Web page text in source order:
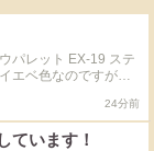
パレット EX-19 ステ
エベ色なのですが、
んでした。 でも、
ったり。 最近ブルベ
しくもあります。 パ
しますか？
24分前
ています！